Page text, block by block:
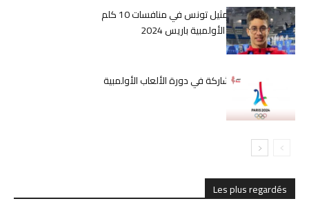
الجوادي يستعد لتمثيل تونس في منافسات 10 كلم
سباحة في الألعاب الأولمبية باريس 2024
تونس تستعد للمشاركة في دورة الألعاب الأولمبية
Les plus regardés